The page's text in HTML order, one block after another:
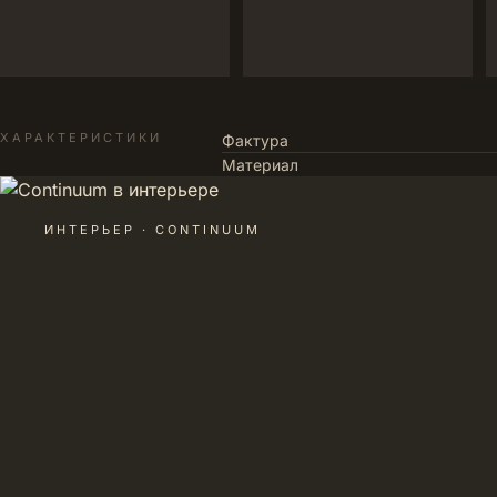
ХАРАКТЕРИСТИКИ
Фактура
Материал
ИНТЕРЬЕР · CONTINUUM